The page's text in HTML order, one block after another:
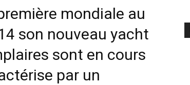
mondiale au
son nouveau yacht
sont en cours
par un